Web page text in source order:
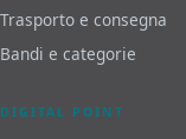
Trasporto e consegna
Bandi e categorie
DIGITAL POINT